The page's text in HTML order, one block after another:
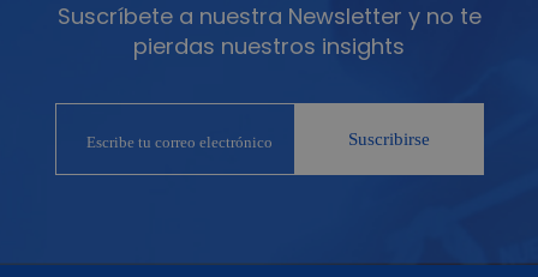
Suscríbete a nuestra Newsletter y no te
pierdas nuestros insights